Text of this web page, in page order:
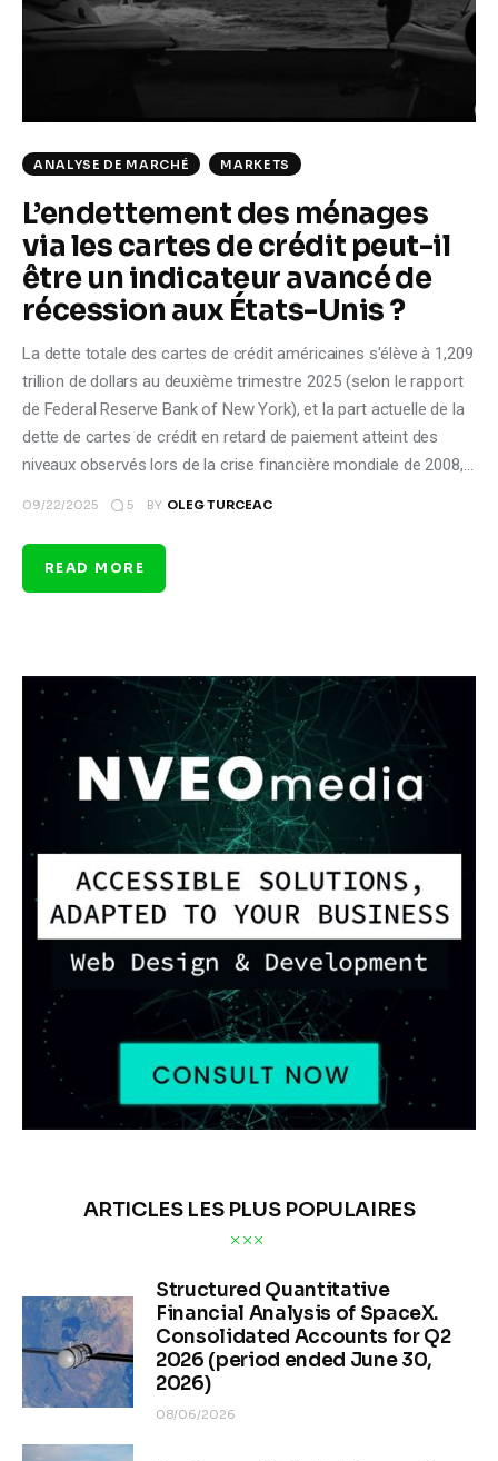
Climate
Tech
Shop
ANALYSE DE MARCHÉ MARKETS
L’endettement des ménages
via les cartes de crédit peut-il
être un indicateur avancé de
récession aux États-Unis ?
La dette totale des cartes de crédit américaines s'élève à 1,209
trillion de dollars au deuxième trimestre 2025 (selon le rapport
de Federal Reserve Bank of New York), et la part actuelle de la
dette de cartes de crédit en retard de paiement atteint des
niveaux observés lors de la crise financière mondiale de 2008,…
09/22/2025 5 BY OLEG TURCEAC
READ MORE
ARTICLES LES PLUS POPULAIRES
Structured Quantitative
Financial Analysis of SpaceX.
Consolidated Accounts for Q2
2026 (period ended June 30,
2026)
08/06/2026